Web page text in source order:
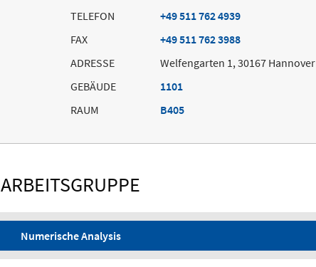
TELEFON
+49 511 762 4939
FAX
+49 511 762 3988
ADRESSE
Welfengarten 1, 30167 Hannover
GEBÄUDE
1101
RAUM
B405
ARBEITSGRUPPE
Numerische Analysis